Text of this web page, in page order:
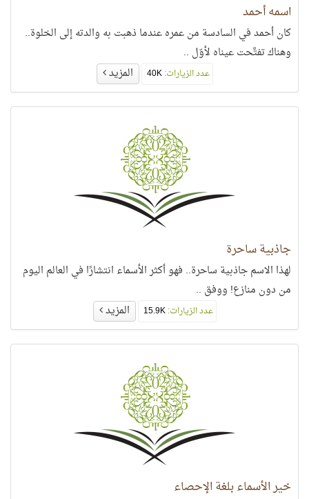
اسمه أحمد
كان أحمد في السادسة من عمره عندما ذهبت به والدته إلى الخلوة..
وهناك تفتَّحت عيناه لأوّل ..
عدد الزيارات:40K المزيد
جاذبية ساحرة
لهذا الاسم جاذبية ساحرة.. فهو أكثر الأسماء انتشارًا في العالم اليوم
من دون منازع! ووفق ..
عدد الزيارات:15.9K المزيد
خير الأسماء بلغة الإحصاء